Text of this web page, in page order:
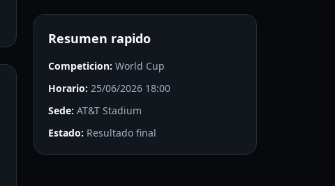
Resumen rapido
Competicion: World Cup
Horario: 25/06/2026 18:00
Sede: AT&T Stadium
Estado: Resultado final